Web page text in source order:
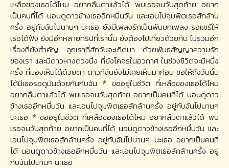
เหลือของเธอได้ไหม อยากลืมตาแล้วได้ พบเธอจนวันสุดท้าย อยาก
เป็นคนที่ได้ นอนดูดาวข้างเธออีกหมื่นวัน และเอนไปจุมพิตเธอสักล้าน
ครั้ง อยู่กับฉันไปนานๆ นะเธอ ยังมีเพลงรักเป็นพันบทเพลง รอแชร์ให้
เธอได้ฟัง ยังมีอีกหลายทริปที่เรานั้น ยังต้องไปเที่ยวด้วยกัน ไม่รวมอีก
เรื่องที่ยังสำคัญ ลูกเราที่สักวันจะเกิดมา ด้วยพันธสัญญาความรัก
ของเรา และมีดาวหางดวงนึง ที่ยังโคจรในอวกาศ ในช่วงชีวิตจะมีหนึ่ง
ครั้ง ที่มองเห็นได้ด้วยตา ดาวที่ฉันยังไม่เคยเห็นมาก่อน ขอให้ถึงวันนั้น
ได้มีเธอรอดูมันด้วยกันกับฉัน * ขออยู่ในชีวิต ที่เหลือของเธอได้ไหม
อยากลืมตาแล้วได้ พบเธอจนวันสุดท้าย อยากเป็นคนที่ได้ นอนดูดาว
ข้างเธออีกหมื่นวัน และเอนไปจุมพิตเธอสักล้านครั้ง อยู่กับฉันไปนานๆ
นะเธอ * ขออยู่ในชีวิต ที่เหลือของเธอได้ไหม อยากลืมตาแล้วได้ พบ
เธอจนวันสุดท้าย อยากเป็นคนที่ได้ นอนดูดาวข้างเธออีกหมื่นวัน และ
เอนไปจุมพิตเธอสักล้านครั้ง อยู่กับฉันไปนานๆ นะเธอ อยากเป็นคนที่
ได้ นอนดูดาวข้างเธออีกหมื่นวัน และเอนไปจุมพิตเธอสักล้านครั้ง อยู่
กับฉันไปนานๆ นะเธอ